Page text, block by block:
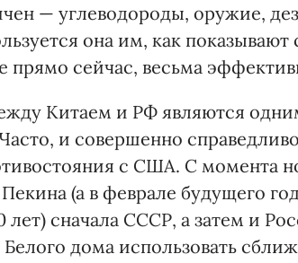
— углеводороды, оружие,
она им, как
прямо сейчас, весьма
Китаем и РФ являются
и совершенно
с США. С момента
(а в феврале будущего
лет) сначала СССР, а затем и
дома использовать